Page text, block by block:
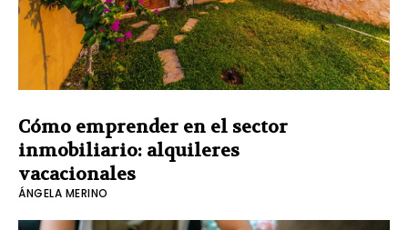
Cómo emprender en el sector
inmobiliario: alquileres
vacacionales
ÁNGELA MERINO